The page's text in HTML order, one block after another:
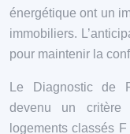
énergétique ont un
immobiliers.
pour maintenir la
Le Diagnostic de
devenu un critère
logements classés